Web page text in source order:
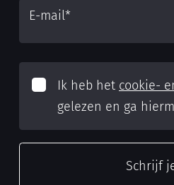
E-mail*
Ik heb het cookie-
gelezen en ga